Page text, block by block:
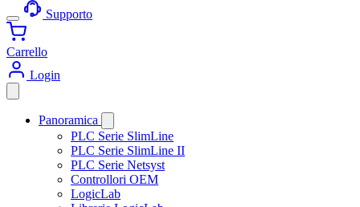
Supporto
Carrello
Login
Panoramica
PLC Serie SlimLine
PLC Serie SlimLine II
PLC Serie Netsyst
Controllori OEM
LogicLab